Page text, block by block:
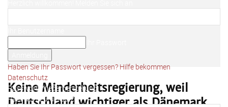
Haben Sie Ihr Passwort vergessen? Hilfe bekommen
Datenschutz
Passwort-Wiederherstellung
Passwort zurücksetzen
Keine Minderheitsregierung, weil
Deutschland wichtiger als Dänemark